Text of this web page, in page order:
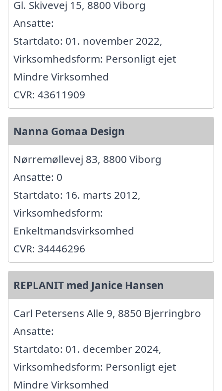
Gl. Skivevej 15, 8800 Viborg
Ansatte:
Startdato: 01. november 2022,
Virksomhedsform: Personligt ejet
Mindre Virksomhed
CVR: 43611909
Nanna Gomaa Design
Nørremøllevej 83, 8800 Viborg
Ansatte: 0
Startdato: 16. marts 2012,
Virksomhedsform:
Enkeltmandsvirksomhed
CVR: 34446296
REPLANIT med Janice Hansen
Carl Petersens Alle 9, 8850 Bjerringbro
Ansatte:
Startdato: 01. december 2024,
Virksomhedsform: Personligt ejet
Mindre Virksomhed